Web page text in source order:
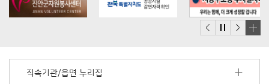
직속기관/읍면 누리집